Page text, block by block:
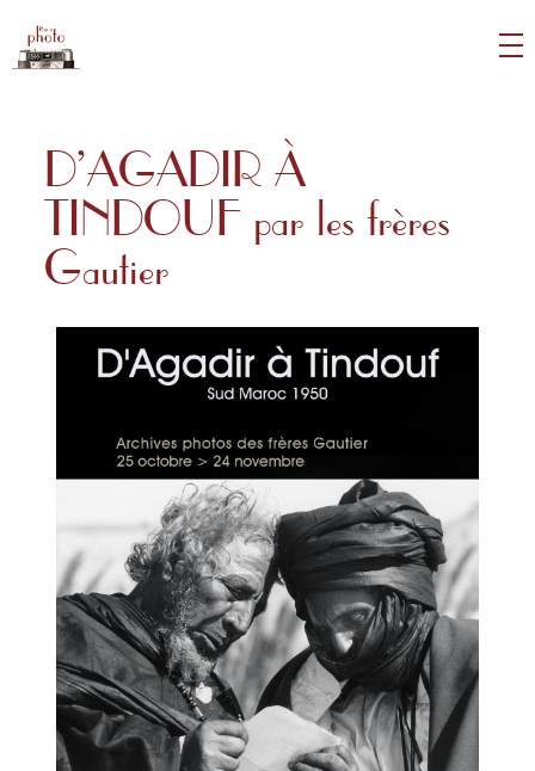
D’AGADIR À
TINDOUF par les frères
Gautier